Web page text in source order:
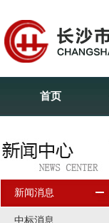
首页
新闻消息
中标消息